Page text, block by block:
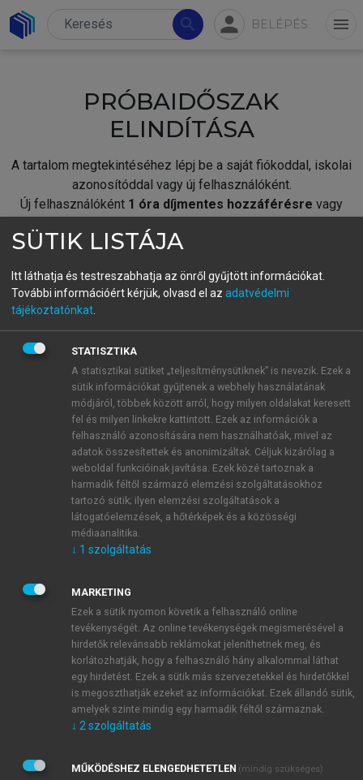
search person BELÉPÉS menu
PRÓBAIDŐSZAK
ELINDÍTÁSA
A tartalom megtekintéséhez lépj be a saját fiókoddal, iskolai
azonosítóddal vagy új felhasználóként.
Új felhasználóként 1 óra díjmentes hozzáférésre vagy
fiókoddal,vagy hozz létre új fiókot.
A regisztráció után apróbaidőszakautomatikusan
BELÉPÉS SAJÁT FIÓKKAL
ÚJ FIÓK LÉTREHOZÁSA
1 óra díjmentes hozzáférés
E-MAIL-CÍM
JELSZÓ
JELSZÓ ÚJRA
Kérek értesítést a MeRSZ újdonságairól, akcióiról.
Kérek értesítést az Akadémiai Kiadó Zrt. újdonságairól,
Adatkezelési tájékoztatóbanfoglaltakat tudomásul
SÜTIK LISTÁJA
Itt láthatja és testreszabhatja az önről gyűjtött információkat.
További információért kérjük, olvasd el az adatvédelmi
tájékoztatónkat
STATISZTIKA
A statisztikai sütiket „teljesítménysütiknek” is nevezik. Ezek a
sütik információkat gyűjtenek a webhely használatának
módjáról, többek között arról, hogy milyen oldalakat keresett
fel és milyen linkekre kattintott. Ezek az információk a
felhasználó azonosítására nem használhatóak, mivel az
adatok összesítettek és anonimizáltak. Céljuk kizárólag a
weboldal funkcióinak javítása. Ezek közé tartoznak a
harmadik féltől származó elemzési szolgáltatásokhoz
tartozó sütik; ilyen elemzési szolgáltatások a
látogatóelemzések, a hőtérképek és a közösségi
médiaanalitika.
↓ 1 szolgáltatás
MARKETING
Ezek a sütik nyomon követik a felhasználó online
tevékenységét. Az online tevékenységek megismerésével a
hirdetők relevánsabb reklámokat jeleníthetnek meg, és
korlátozhatják, hogy a felhasználó hány alkalommal láthat
egy hirdetést. Ezek a sütik más szervezetekkel és hirdetőkkel
is megoszthatják ezeket az információkat. Ezek állandó sütik,
amelyek szinte mindig egy harmadik féltől származnak.
↓ 2 szolgáltatás
MŰKÖDÉSHEZ ELENGEDHETETLEN (mindig szükséges)